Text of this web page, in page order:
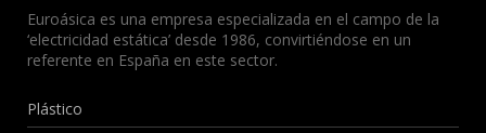
Euroásica es una empresa especializada en el campo de la
‘electricidad estática’ desde 1986, convirtiéndose en un
referente en España en este sector.
Plástico